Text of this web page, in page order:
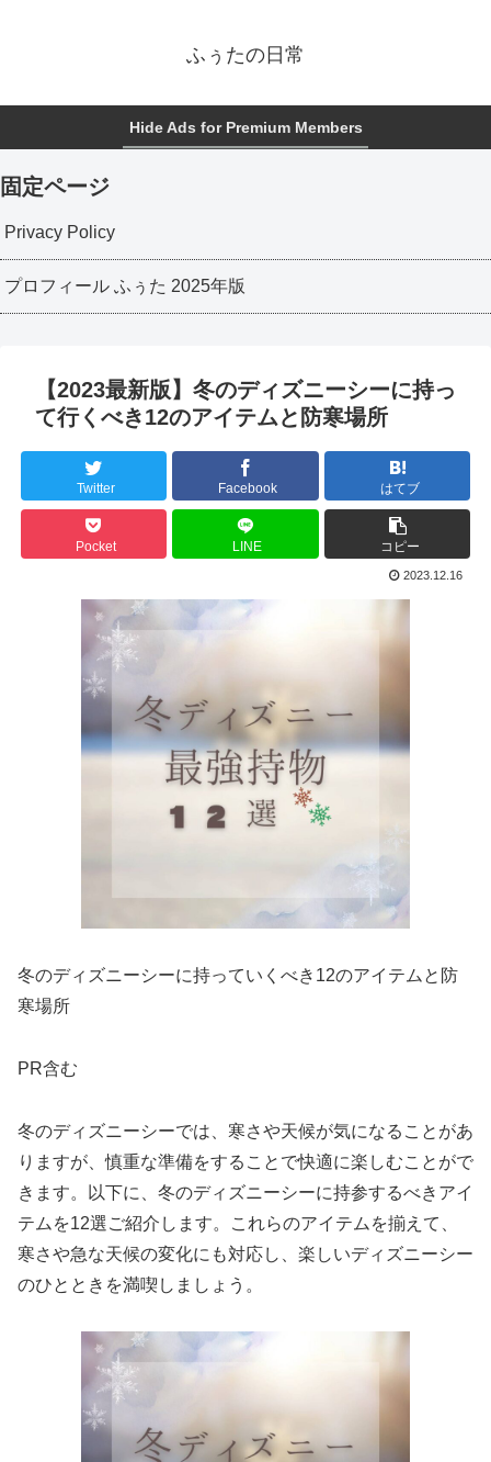
ふぅたの日常
Hide Ads for Premium Members
固定ページ
Privacy Policy
プロフィール ふぅた 2025年版
【2023最新版】冬のディズニーシーに持っ
て行くべき12のアイテムと防寒場所
Twitter Facebook はてブ
Pocket LINE コピー
2023.12.16
冬のディズニーシーに持っていくべき12のアイテムと防
寒場所
PR含む
冬のディズニーシーでは、寒さや天候が気になることがあ
りますが、慎重な準備をすることで快適に楽しむことがで
きます。以下に、冬のディズニーシーに持参するべきアイ
テムを12選ご紹介します。これらのアイテムを揃えて、
寒さや急な天候の変化にも対応し、楽しいディズニーシー
のひとときを満喫しましょう。